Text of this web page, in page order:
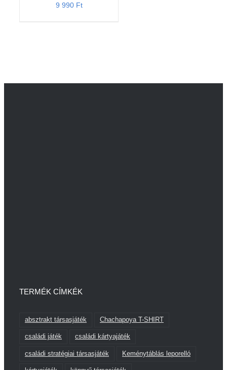
9 990 Ft
TERMÉK CÍMKÉK
absztrakt társasjáték Chachapoya T-SHIRT
családi játék családi kártyajáték
családi stratégiai társasjáték Keménytáblás leporelló